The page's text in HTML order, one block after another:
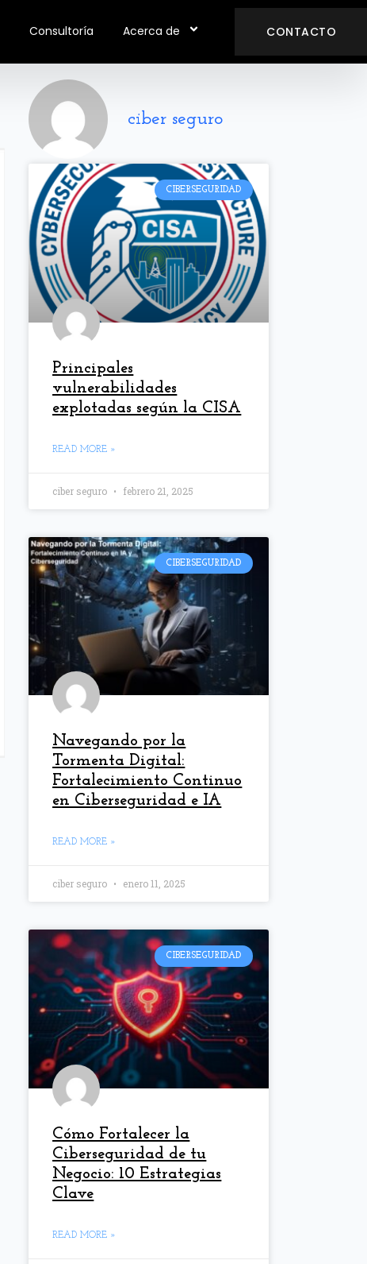
Consultoría Acerca de CONTACTO
ciber seguro
CIBERSEGURIDAD
Principales
vulnerabilidades
explotadas según la CISA
READ MORE »
ciber seguro febrero 21, 2025
CIBERSEGURIDAD
Navegando por la
Tormenta Digital:
Fortalecimiento Continuo
en Ciberseguridad e IA
READ MORE »
ciber seguro enero 11, 2025
CIBERSEGURIDAD
Cómo Fortalecer la
Ciberseguridad de tu
Negocio: 10 Estrategias
Clave
READ MORE »